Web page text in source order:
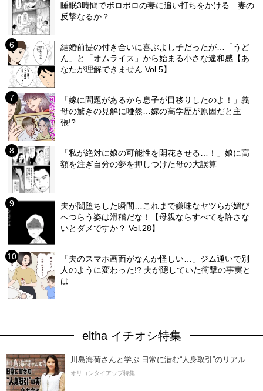
睡眠3時間でボロボロの妻に追い打ちをかける…妻の
反撃なるか？
結婚前提の付き合いに喜ぶよし子だったが…「うど
ん」と「オムライス」から始まる小さな違和感【あ
なたが理解できません Vol.5】
「嫁に問題があるから息子が目移りしたのよ！」義
母の驚きの見解に唖然…嫁の高学歴が原因だと主
張!?
「私が絶対に娘の可能性を開花させる…！」娘に高
額を注ぎ自分の夢を押しつけた母の大誤算
夫が闇堕ちした瞬間…これまで嫌味なヤツらが媚び
へつらう姿は滑稽だな！【母親ならすべてを許さな
いとダメですか？ Vol.28】
「夫のスマホ画面がなんか怪しい…」ジム通いで別
人のように変わった!? 夫が隠していた衝撃の事実と
は
eltha イチオシ特集
川島海荷さんと学ぶ 日常に潜む“人身取引”のリアル
オリコンタイアップ特集